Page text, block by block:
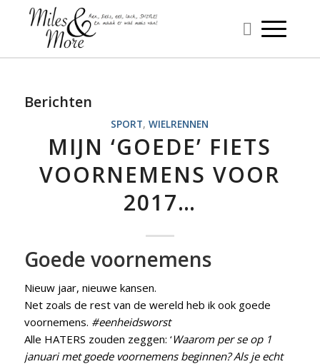
Berichten
SPORT,WIELRENNEN
MIJN ‘GOEDE’ FIETS
VOORNEMENS VOOR
2017…
Goede voornemens
Nieuw jaar, nieuwe kansen.
Net zoals de rest van de wereld heb ik ook goede
voornemens. #eenheidsworst
Alle HATERS zouden zeggen: ‘Waarom per se op 1
januari met goede voornemens beginnen? Als je echt